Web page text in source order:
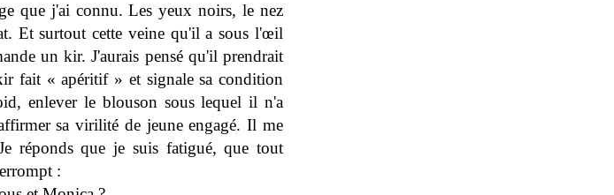
que j'ai connu. Les yeux noirs, le nez
Et surtout cette veine qu'il a sous l'œil
un kir. J'aurais pensé qu'il prendrait
fait « apéritif » et signale sa condition
enlever le blouson sous lequel il n'a
sa virilité de jeune engagé. Il me
réponds que je suis fatigué, que tout
: